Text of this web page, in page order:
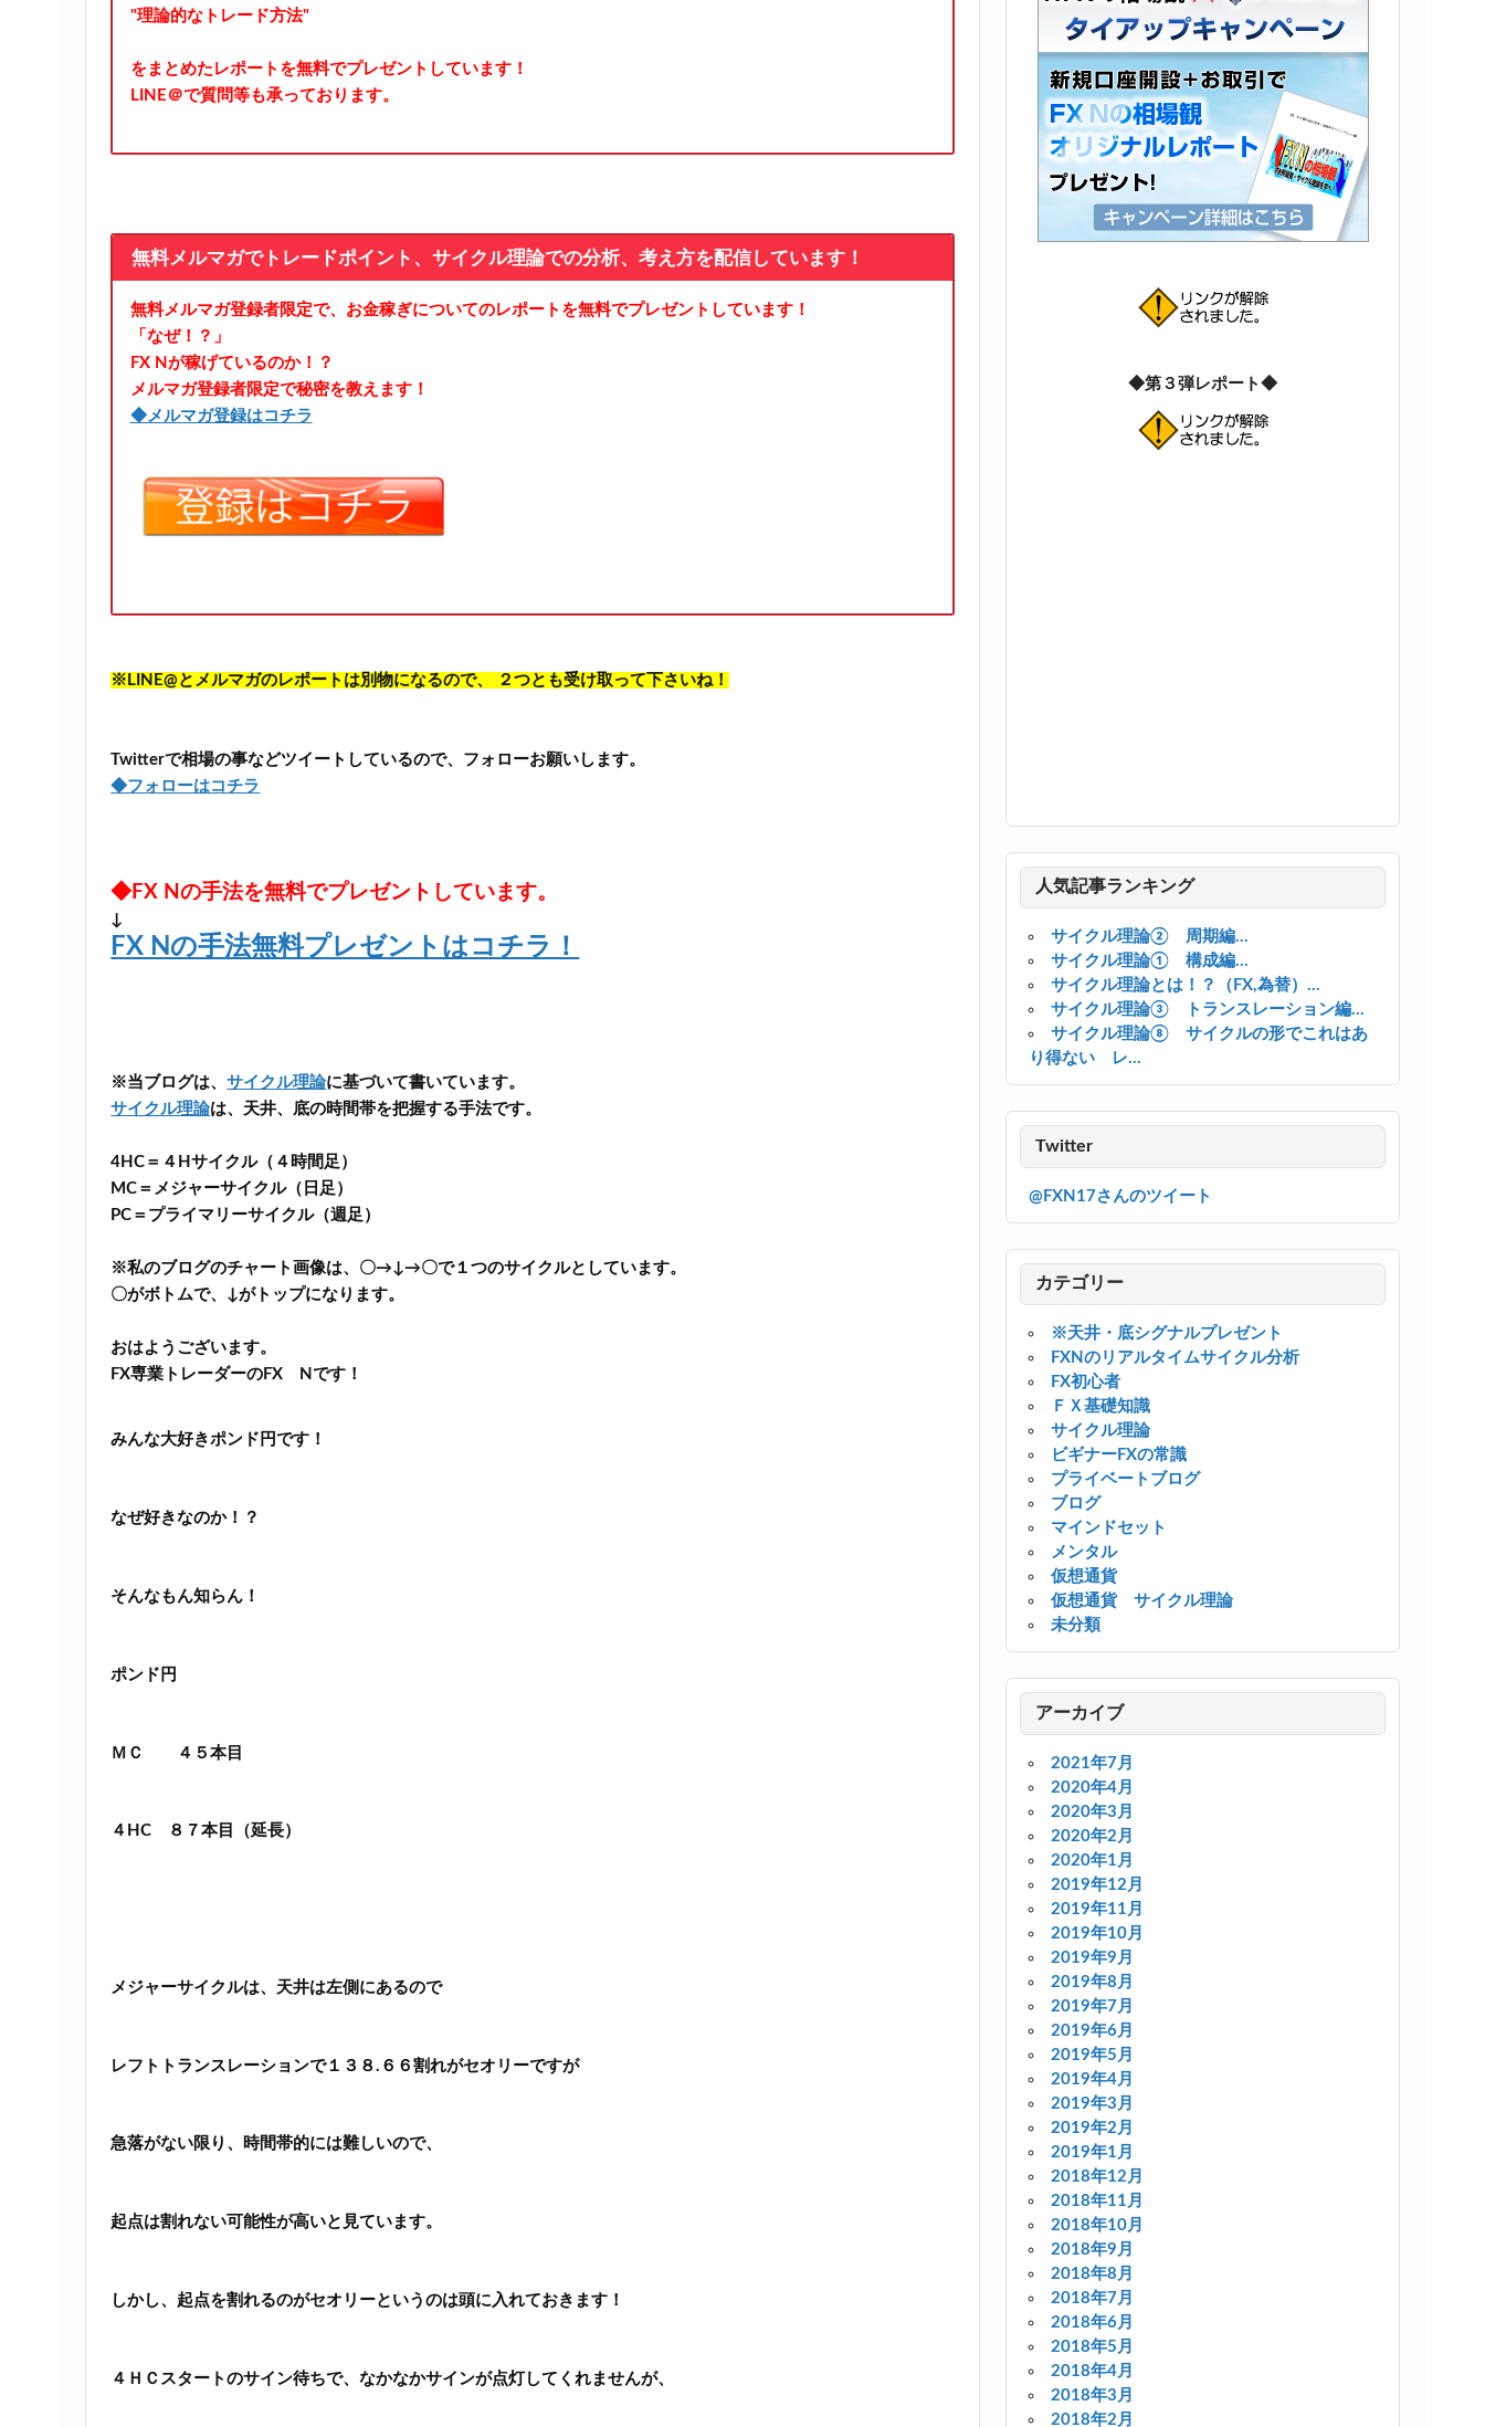
"理論的なトレード方法"
をまとめたレポートを無料でプレゼントしています！
LINE＠で質問等も承っております。
無料メルマガでトレードポイント、サイクル理論での分析、考え方を配信しています！
無料メルマガ登録者限定で、お金稼ぎについてのレポートを無料でプレゼントしています！
「なぜ！？」
FX Nが稼げているのか！？
メルマガ登録者限定で秘密を教えます！
◆メルマガ登録はコチラ
※LINE@とメルマガのレポートは別物になるので、 ２つとも受け取って下さいね！
Twitterで相場の事などツイートしているので、フォローお願いします。
◆フォローはコチラ
◆FX Nの手法を無料でプレゼントしています。
↓
FX Nの手法無料プレゼントはコチラ！
※当ブログは、サイクル理論に基づいて書いています。
サイクル理論は、天井、底の時間帯を把握する手法です。
4HC＝４Hサイクル（４時間足）
MC＝メジャーサイクル（日足）
PC＝プライマリーサイクル（週足）
※私のブログのチャート画像は、〇→↓→〇で１つのサイクルとしています。
〇がボトムで、↓がトップになります。
おはようございます。
FX専業トレーダーのFX Nです！
みんな大好きポンド円です！
なぜ好きなのか！？
そんなもん知らん！
ポンド円
ＭＣ ４５本目
４HC ８７本目（延長）
メジャーサイクルは、天井は左側にあるので
レフトトランスレーションで１３８.６６割れがセオリーですが
急落がない限り、時間帯的には難しいので、
起点は割れない可能性が高いと見ています。
しかし、起点を割れるのがセオリーというのは頭に入れておきます！
４ＨＣスタートのサイン待ちで、なかなかサインが点灯してくれませんが、
◆第３弾レポート◆
人気記事ランキング
サイクル理論② 周期編...
サイクル理論① 構成編...
サイクル理論とは！？（FX,為替）...
サイクル理論③ トランスレーション編...
サイクル理論⑧ サイクルの形でこれはあ
り得ない レ...
Twitter
@FXN17さんのツイート
カテゴリー
※天井・底シグナルプレゼント
FXNのリアルタイムサイクル分析
FX初心者
ＦＸ基礎知識
サイクル理論
ビギナーFXの常識
プライベートブログ
ブログ
マインドセット
メンタル
仮想通貨
仮想通貨 サイクル理論
未分類
アーカイブ
2021年7月
2020年4月
2020年3月
2020年2月
2020年1月
2019年12月
2019年11月
2019年10月
2019年9月
2019年8月
2019年7月
2019年6月
2019年5月
2019年4月
2019年3月
2019年2月
2019年1月
2018年12月
2018年11月
2018年10月
2018年9月
2018年8月
2018年7月
2018年6月
2018年5月
2018年4月
2018年3月
2018年2月